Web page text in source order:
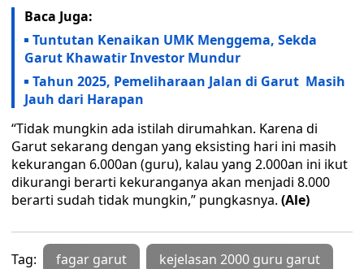
Baca Juga:
Tuntutan Kenaikan UMK Menggema, Sekda
Garut Khawatir Investor Mundur
Tahun 2025, Pemeliharaan Jalan di Garut Masih
Jauh dari Harapan
“Tidak mungkin ada istilah dirumahkan. Karena di
Garut sekarang dengan yang eksisting hari ini masih
kekurangan 6.000an (guru), kalau yang 2.000an ini ikut
dikurangi berarti kekuranganya akan menjadi 8.000
berarti sudah tidak mungkin,” pungkasnya. (Ale)
Tag: fagar garut kejelasan 2000 guru garut